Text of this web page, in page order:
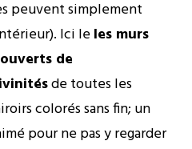
peuvent simplement
Ici leles murs
de
de toutes les
colorés sans fin; un
pour ne pas y regarder